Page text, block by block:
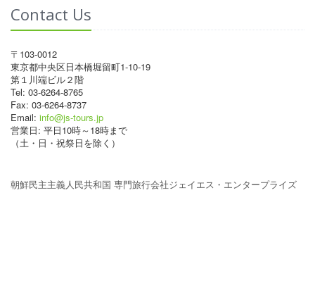
Contact Us
〒103-0012
東京都中央区日本橋堀留町1-10-19
第１川端ビル２階
Tel: 03-6264-8765
Fax: 03-6264-8737
Email: info@js-tours.jp
営業日: 平日10時～18時まで
（土・日・祝祭日を除く）
朝鮮民主主義人民共和国 専門旅行会社ジェイエス・エンタープライズ